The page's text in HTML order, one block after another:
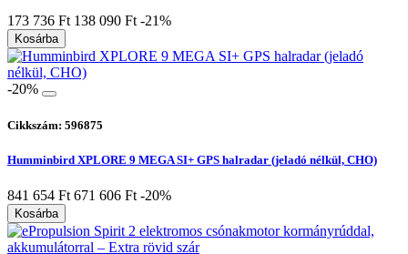
173 736 Ft 138 090 Ft -21%
Kosárba
-20%
Cikkszám: 596875
Humminbird XPLORE 9 MEGA SI+ GPS halradar (jeladó nélkül, CHO)
841 654 Ft 671 606 Ft -20%
Kosárba